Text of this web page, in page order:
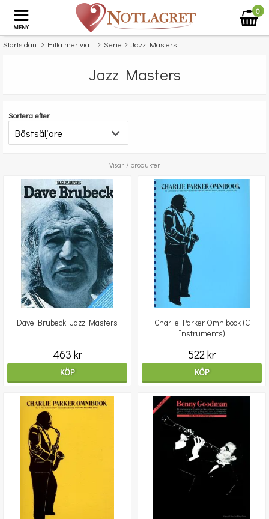
MENY
0
Startsidan Hitta mer via... Serie Jazz Masters
Jazz Masters
Sortera efter
Visar 7 produkter
Dave Brubeck: Jazz Masters
463 kr
KÖP
Charlie Parker Omnibook (C
Instruments)
522 kr
KÖP